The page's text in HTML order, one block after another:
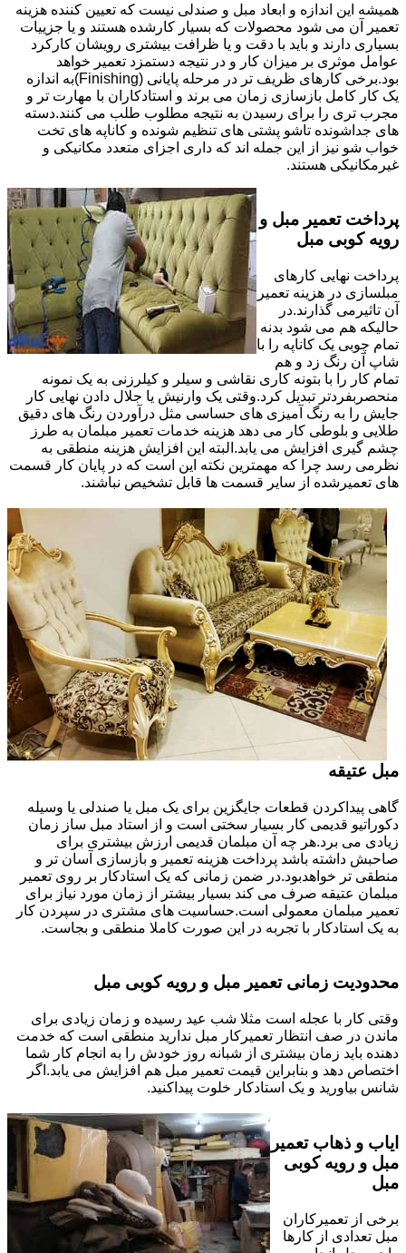
همیشه این اندازه و ابعاد مبل و صندلی نیست که تعیین کننده هزینه
تعمیر آن می شود محصولات که بسیار کارشده هستند و یا جزییات
بسیاری دارند و باید با دقت و یا ظرافت بیشتری رویشان کارکرد
عوامل موثری بر میزان کار و در نتیجه دستمزد تعمیر خواهد
بود.برخی کارهای ظریف تر در مرحله پایانی (Finishing)به اندازه
یک کار کامل بازسازی زمان می برند و استادکاران با مهارت تر و
مجرب تری را برای رسیدن به نتیجه مطلوب طلب می کنند.دسته
های جداشونده تاشو پشتی های تنظیم شونده و کاناپه های تخت
خواب شو نیز از این جمله اند که داری اجزای متعدد مکانیکی و
غیرمکانیکی هستند.
پرداخت تعمیر مبل و
رویه کوبی مبل
پرداخت نهایی کارهای
مبلسازی در هزینه تعمیر
آن تاثیرمی گذارند.در
حالیکه هم می شود بدنه
تمام چوبی یک کاناپه را با
شاپ آن رنگ زد و هم
تمام کار را با بتونه کاری نقاشی و سیلر و کیلرزنی به یک نمونه
منحصربفردتر تبدیل کرد.وقتی یک وارنیش یا جلال دادن نهایی کار
جایش را به رنگ آمیزی های حساسی مثل درآوردن رنگ های دقیق
طلایی و بلوطی کار می دهد هزینه خدمات تعمیر مبلمان به طرز
چشم گیری افزایش می یابد.البته این افزایش هزینه منطقی به
نظرمی رسد چرا که مهمترین نکته این است که در پایان کار قسمت
های تعمیرشده از سایر قسمت ها قابل تشخیص نباشند.
مبل عتیقه
گاهی پیداکردن قطعات جایگزین برای یک مبل یا صندلی یا وسیله
دکوراتیو قدیمی کار بسیار سختی است و از استاد مبل ساز زمان
زیادی می برد.هر چه آن مبلمان قدیمی ارزش بیشتری برای
صاحبش داشته باشد پرداخت هزینه تعمیر و بازسازی آسان تر و
منطقی تر خواهدبود.در ضمن زمانی که یک استادکار بر روی تعمیر
مبلمان عتیقه صرف می کند بسیار بیشتر از زمان مورد نیاز برای
تعمیر مبلمان معمولی است.حساسیت های مشتری در سپردن کار
به یک استادکار با تجربه در این صورت کاملا منطقی و بجاست.
محدودیت زمانی تعمیر مبل و رویه کوبی مبل
وقتی کار با عجله است مثلا شب عید رسیده و زمان زیادی برای
ماندن در صف انتظار تعمیرکار مبل ندارید منطقی است که خدمت
دهنده باید زمان بیشتری از شبانه روز خودش را به انجام کار شما
اختصاص دهد و بنابراین قیمت تعمیر مبل هم افزایش می یابد.اگر
شانس بیاورید و یک استادکار خلوت پیداکنید.
ایاب و ذهاب تعمیر
مبل و رویه کوبی
مبل
برخی از تعمیرکاران
مبل تعدادی از کارها